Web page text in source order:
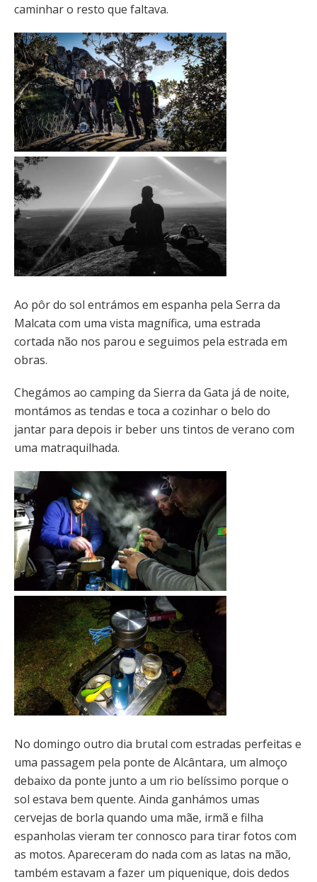
caminhar o resto que faltava.
Ao pôr do sol entrámos em espanha pela Serra da
Malcata com uma vista magnífica, uma estrada
cortada não nos parou e seguimos pela estrada em
obras.
Chegámos ao camping da Sierra da Gata já de noite,
montámos as tendas e toca a cozinhar o belo do
jantar para depois ir beber uns tintos de verano com
uma matraquilhada.
No domingo outro dia brutal com estradas perfeitas e
uma passagem pela ponte de Alcântara, um almoço
debaixo da ponte junto a um rio belíssimo porque o
sol estava bem quente. Ainda ganhámos umas
cervejas de borla quando uma mãe, irmã e filha
espanholas vieram ter connosco para tirar fotos com
as motos. Apareceram do nada com as latas na mão,
também estavam a fazer um piquenique, dois dedos